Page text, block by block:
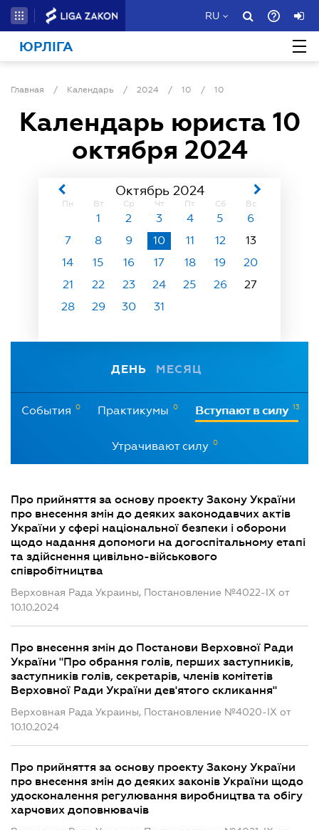
RU
ЮРЛІГА
Главная / Календарь / 2024 / 10 / 10
Календарь юриста 10
октября 2024
Октябрь 2024
Пн Вт Ср Чт Пт Сб Вс
1 2 3 4 5
6
7
8 9 10 11 12
13
14
15 16 17 18 19
20
21
22 23 24 25 26
27
28
29 30 31
ДЕНЬ МЕСЯЦ
События 0 Практикумы 0 Вступают в силу 13
Утрачивают силу 0
Про прийняття за основу проекту Закону України
про внесення змін до деяких законодавчих актів
України у сфері національної безпеки і оборони
щодо надання допомоги на догоспітальному етапі
та здійснення цивільно-військового
співробітництва
Верховная Рада Украины, Постановление №4022-IX от
10.10.2024
Про внесення змін до Постанови Верховної Ради
України "Про обрання голів, перших заступників,
заступників голів, секретарів, членів комітетів
Верховної Ради України дев'ятого скликання"
Верховная Рада Украины, Постановление №4020-IX от
10.10.2024
Про прийняття за основу проекту Закону України
про внесення змін до деяких законів України щодо
удосконалення регулювання виробництва та обігу
харчових доповнювачів